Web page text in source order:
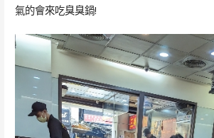
氣的會來吃臭臭鍋!